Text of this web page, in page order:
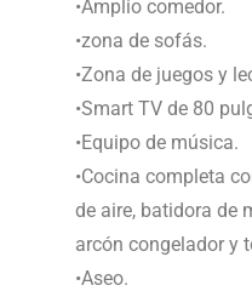
•Amplio comedor.
•zona de sofás.
•Zona de juegos y
•Smart TV de 80
•Equipo de música.
•Cocina completa
de aire, batidora de
arcón congelador y
•Aseo.